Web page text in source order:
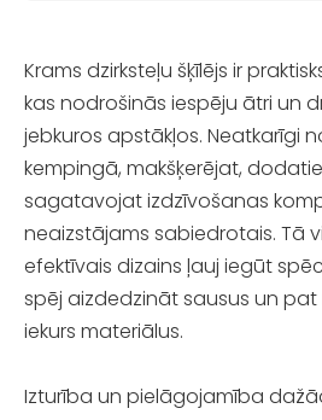
Krams dzirksteļu šķīlējs ir
kas nodrošinās iespēju ātri un
jebkuros apstākļos. Neatkarīgi
kempingā, makšķerējat,
sagatavojat izdzīvošanas
neaizstājams sabiedrotais. Tā
efektīvais dizains ļauj iegūt
spēj aizdedzināt sausus un
iekurs materiālus.
Izturība un pielāgojamība